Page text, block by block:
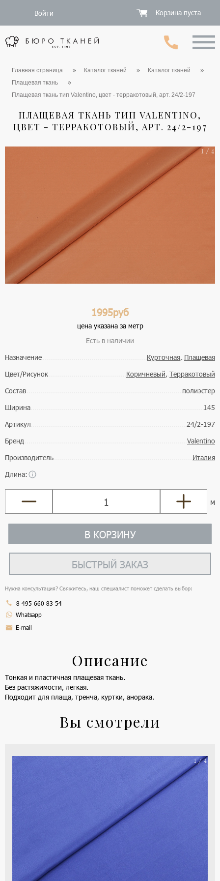
Войти Корзина пуста
Главная страница Каталог тканей
Каталог тканей
Плащевая ткань
Плащевая ткань тип Valentino, цвет - терракотовый, арт. 24/2-197
ПЛАЩЕВАЯ ТКАНЬ ТИП VALENTINO,
ЦВЕТ - ТЕРРАКОТОВЫЙ, АРТ. 24/2-197
1 / 4
1995руб
цена указана за метр
Есть в наличии
Назначение
Курточная, Плащевая
Цвет/Рисунок
Коричневый, Терракотовый
Состав
полиэстер
Ширина
145
Артикул
24/2-197
Бренд
Valentino
Производитель
Италия
Длина:
м
В КОРЗИНУ
БЫСТРЫЙ ЗАКАЗ
Нужна консультация? Свяжитесь, наш специалист поможет сделать выбор:
8 495 660 83 54
Whatsapp
E-mail
Описание
Тонкая и пластичная плащевая ткань.
Без растяжимости, легкая.
Подходит для плаща, тренча, куртки, анорака.
Вы смотрели
1 / 4